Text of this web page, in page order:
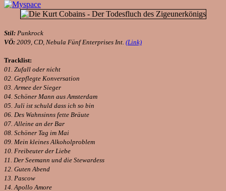
Stil: Punkrock
VÖ: 2009, CD, Nebula Fünf Enterprises Int. (Link)
Tracklist:
01. Zufall oder nicht
02. Gepflegte Konversation
03. Armee der Sieger
04. Schöner Mann aus Amsterdam
05. Juli ist schuld dass ich so bin
06. Des Wahnsinns fette Bräute
07. Alleine an der Bar
08. Schöner Tag im Mai
09. Mein kleines Alkoholproblem
10. Freibeuter der Liebe
11. Der Seemann und die Stewardess
12. Guten Abend
13. Pascow
14. Apollo Amore